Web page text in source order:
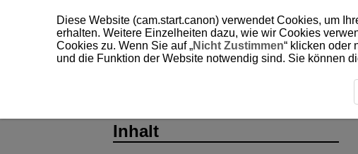
Wiedergabe auf
Inhalt
Diese Website (cam.start.canon) verwendet Cookies, um
erhalten. Weitere Einzelheiten dazu, wie wir Cookies
Cookies zu. Wenn Sie auf „Nicht Zustimmen“ klicken oder
und die Funktion der Website notwendig sind. Sie können